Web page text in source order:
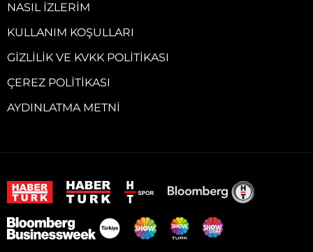
NASIL İZLERIM
KULLANIM KOŞULLARI
GIZLILIK VE KVKK POLITIKASI
ÇEREZ POLITIKASI
AYDINLATMA METNI